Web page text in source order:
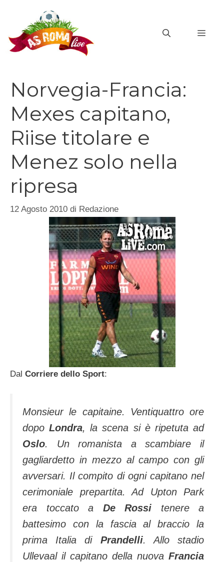
contenuto
Norvegia-Francia:
Mexes capitano,
Riise titolare e
Menez solo nella
ripresa
12 Agosto 2010 di Redazione
Dal Corriere dello Sport:
Monsieur le capitaine. Ventiquattro ore
dopoLondra, la scena si è ripetuta ad
Oslo. Un romanista a scambiare il
gagliardetto in mezzo al campo con gli
avversari. Il compito di ogni capitano nel
cerimoniale prepartita. Ad Upton Park
era toccato a De Rossi tenere a
battesimo con la fascia al braccio la
prima Italia di Prandelli. Allo stadio
Ullevaal il capitano della nuova Francia